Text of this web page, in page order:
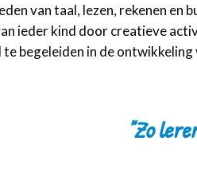
van taal, lezen, rekenen en
ieder kind door creatieve
te begeleiden in de
"Zo